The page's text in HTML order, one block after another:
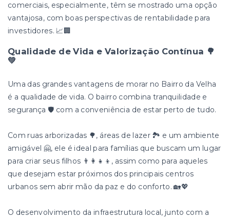
comerciais, especialmente, têm se mostrado uma opção
vantajosa, com boas perspectivas de rentabilidade para
investidores. 📈🏢
Qualidade de Vida e Valorização Contínua 🌳
💚
Uma das grandes vantagens de morar no Bairro da Velha
é a qualidade de vida. O bairro combina tranquilidade e
segurança 🛡️ com a conveniência de estar perto de tudo.
Com ruas arborizadas 🌳, áreas de lazer 🏞️ e um ambiente
amigável 🤗, ele é ideal para famílias que buscam um lugar
para criar seus filhos 👨‍👩‍👧‍👦, assim como para aqueles
que desejam estar próximos dos principais centros
urbanos sem abrir mão da paz e do conforto. 🏡💖
O desenvolvimento da infraestrutura local, junto com a